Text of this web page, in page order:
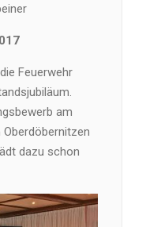
Feuerwehr
am
dazu schon